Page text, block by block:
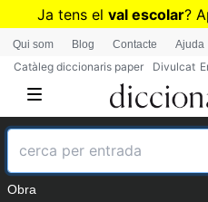
Ja tens el val escolar?
diccionaris per a
Qui som Blog Contacte Ajuda
Catàleg diccionaris paper Divulcat
Obra